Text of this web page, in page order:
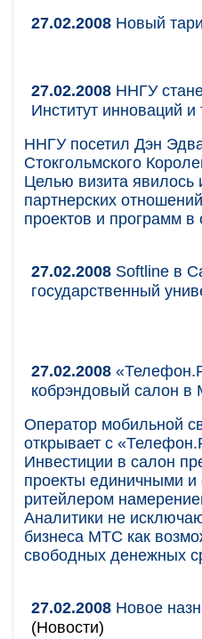
27.02.2008 Новый
27.02.2008 ННГУ
Институт инноваций
ННГУ посетил Дэн
Стокгольмского
Целью визита явилось
партнерских
проектов и программ
27.02.2008 Softline в
государственный
27.02.2008
кобрэндовый салон в
Оператор мобильной
открывает с
Инвестиции в салон
проекты единичными и
ритейлером
Аналитики не
бизнеса МТС как
свободных денежных
27.02.2008 Новое
(Новости)